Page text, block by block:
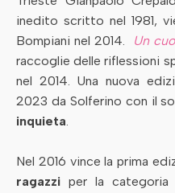
inedito scritto nel 1981,
Bompiani nel 2014.
Un
raccoglie delle riflessioni
nel 2014. Una nuova
2023 da Solferino con il
inquieta.
Nel 2016 vince la prima
ragazzi per la